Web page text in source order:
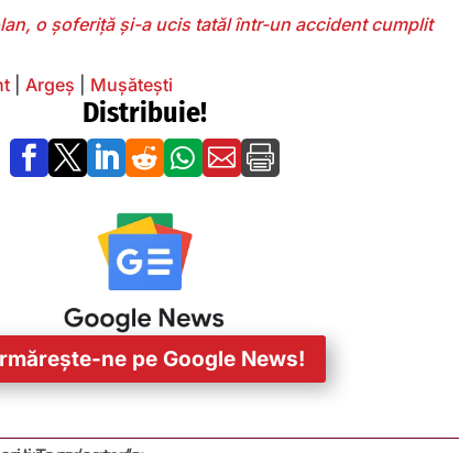
o șoferiță și-a ucis tatăl într-un accident cumplit
Argeș Mușătești
Distribuie!
      
ne pe Google News!